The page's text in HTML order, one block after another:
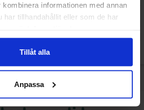
informationen med annan
har tillhandahållit eller som de har
Tillåt alla
Anpassa
kr